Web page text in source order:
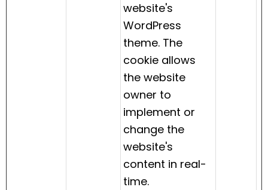
website's
WordPress
theme. The
cookie allows
the website
owner to
implement or
change the
website's
content in real-
time.